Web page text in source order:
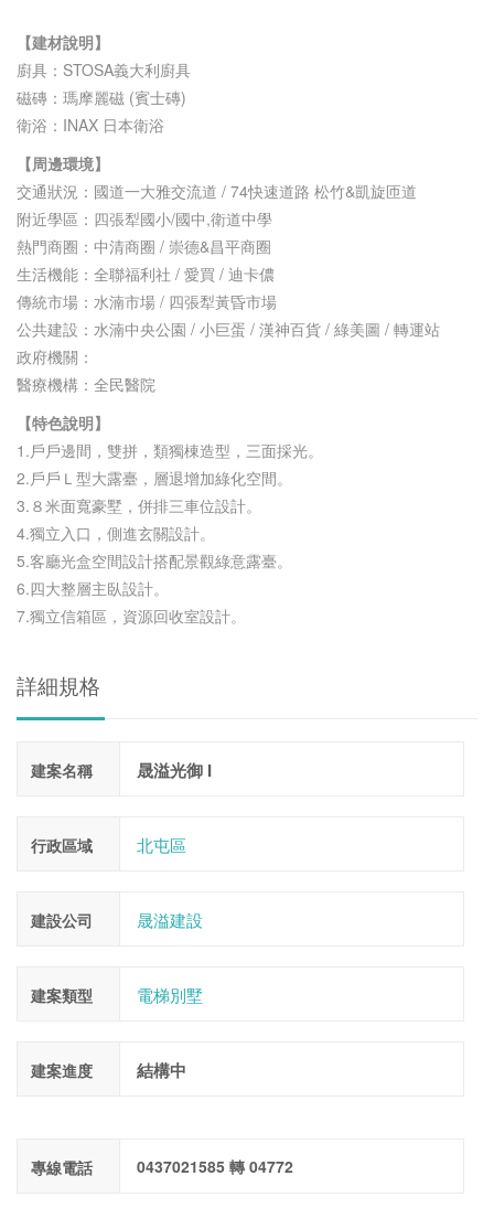
【建材說明】
廚具：STOSA義大利廚具
磁磚：瑪摩麗磁 (賓士磚)
衛浴：INAX 日本衛浴
【周邊環境】
交通狀況：國道一大雅交流道 / 74快速道路 松竹&凱旋匝道
附近學區：四張犁國小/國中,衛道中學
熱門商圈：中清商圈 / 崇德&昌平商圈
生活機能：全聯福利社 / 愛買 / 迪卡儂
傳統市場：水湳市場 / 四張犁黃昏市場
公共建設：水湳中央公園 / 小巨蛋 / 漢神百貨 / 綠美圖 / 轉運站
政府機關：
醫療機構：全民醫院
【特色說明】
1.戶戶邊間，雙拼，類獨棟造型，三面採光。
2.戶戶Ｌ型大露臺，層退增加綠化空間。
3.８米面寬豪墅，併排三車位設計。
4.獨立入口，側進玄關設計。
5.客廳光盒空間設計搭配景觀綠意露臺。
6.四大整層主臥設計。
7.獨立信箱區，資源回收室設計。
詳細規格
建案名稱 晟溢光御 I
行政區域 北屯區
建設公司 晟溢建設
建案類型 電梯別墅
建案進度 結構中
專線電話 0437021585 轉 04772